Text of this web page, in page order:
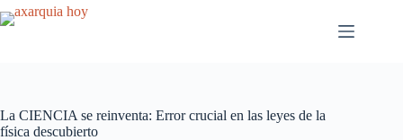
Saltar
al
La CIENCIA se reinventa: Error crucial en las leyes de la
física descubierto